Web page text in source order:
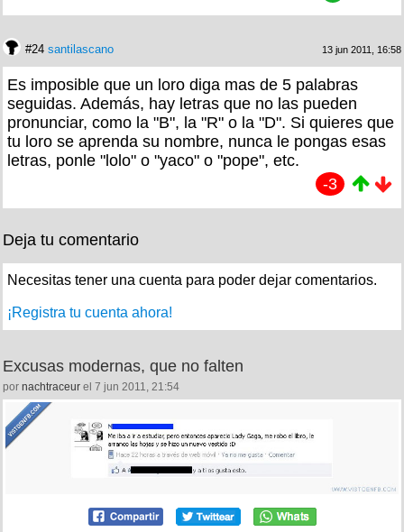
#24 santilascano 13 jun 2011, 16:58
Es imposible que un loro diga mas de 5 palabras
seguidas. Además, hay letras que no las pueden
pronunciar, como la "B", la "R" o la "D". Si quieres que
tu loro se aprenda su nombre, nunca le pongas esas
letras, ponle "lolo" o "yaco" o "pope", etc.
-3
Deja tu comentario
Necesitas tener una cuenta para poder dejar comentarios.
¡Registra tu cuenta ahora!
Excusas modernas, que no falten
por nachtraceur el 7 jun 2011, 21:54